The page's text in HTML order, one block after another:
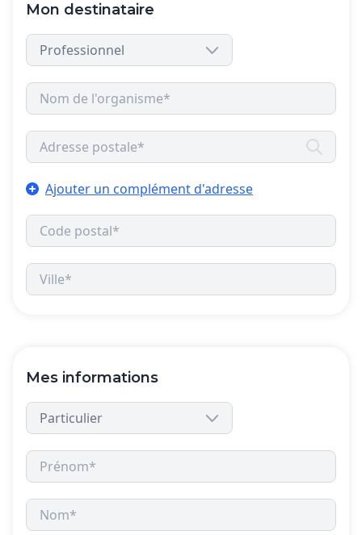
Mon destinataire
Ajouter un complément d'adresse
Mes informations